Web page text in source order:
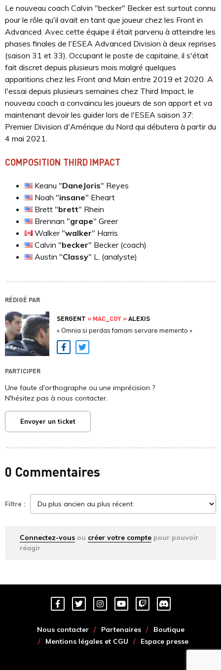
Le nouveau coach Calvin "becker" Becker est surtout connu
pour le rôle qu'il avait en tant que joueur chez les Front in
Advanced. Avec cette équipe il était parvenu à atteindre les
phases finales de l'ESEA Advanced Division à deux reprises
(saison 31 et 33). Occupant le poste de capitaine, il s'était
fait discret depuis plusieurs mois malgré quelques
apparitions chez les Front and Main entre 2019 et 2020. A
l'essai depuis plusieurs semaines chez Third Impact, le
nouveau coach a convaincu les joueurs de son apport et va
maintenant devoir les guider lors de l'ESEA saison 37:
Premier Division d'Amérique du Nord qui débutera à partir du
4 mai 2021.
COMPOSITION THIRD IMPACT
Keanu "DaneJoris" Reyes
Noah "insane" Eheart
Brett "brett" Rhein
Brennan "grape" Greer
Walker "walker" Harris
Calvin "becker" Becker (coach)
Austin "Classy" L. (analyste)
RÉDIGÉ PAR
SERGENT « MAC_COY »ALEXIS
« Omnia si perdas famam servare memento »
Facebook
Twitter
PARTICIPER
Une faute d'orthographe ou une imprécision ?
N'hésitez pas à nous contacter.
Envoyer un ticket
0 Commentaires
Filtre :
Connectez-vous ou créer votre compte pour pouvoir
réagir
Nous contacter Partenaires
Boutique
Mentions légales et CGU
Espace presse